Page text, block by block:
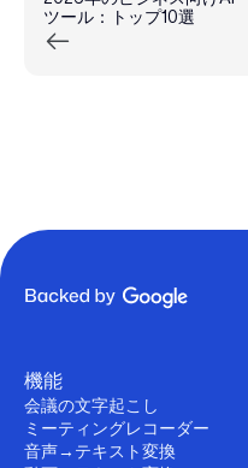
ツール：トップ10選
機能
会議の文字起こし
ミーティングレコーダー
音声→テキスト変換